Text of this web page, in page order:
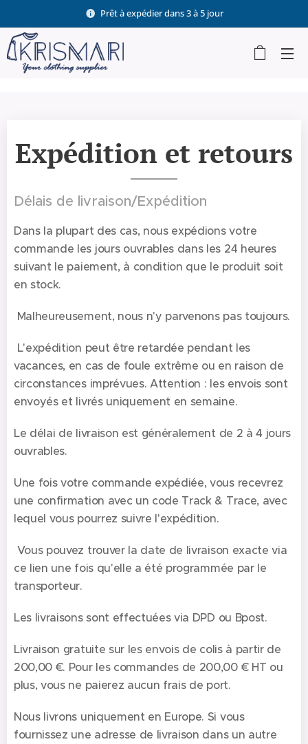
Prêt à expédier dans 3 à 5 jour
Expédition et retours
Délais de livraison/Expédition
Dans la plupart des cas, nous expédions votre
commande les jours ouvrables dans les 24 heures
suivant le paiement, à condition que le produit soit
en stock.
Malheureusement, nous n'y parvenons pas toujours.
L'expédition peut être retardée pendant les
vacances, en cas de foule extrême ou en raison de
circonstances imprévues. Attention : les envois sont
envoyés et livrés uniquement en semaine.
Le délai de livraison est généralement de 2 à 4 jours
ouvrables.
Une fois votre commande expédiée, vous recevrez
une confirmation avec un code Track & Trace, avec
lequel vous pourrez suivre l'expédition.
Vous pouvez trouver la date de livraison exacte via
ce lien une fois qu'elle a été programmée par le
transporteur.
Les livraisons sont effectuées via DPD ou Bpost.
Livraison gratuite sur les envois de colis à partir de
200,00 €. Pour les commandes de 200,00 € HT ou
plus, vous ne paierez aucun frais de port.
Nous livrons uniquement en Europe. Si vous
fournissez une adresse de livraison dans un autre